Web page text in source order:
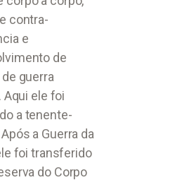
contra-
e
de
guerra
Aqui ele foi
a tenente-
a Guerra da
foi transferido
do Corpo